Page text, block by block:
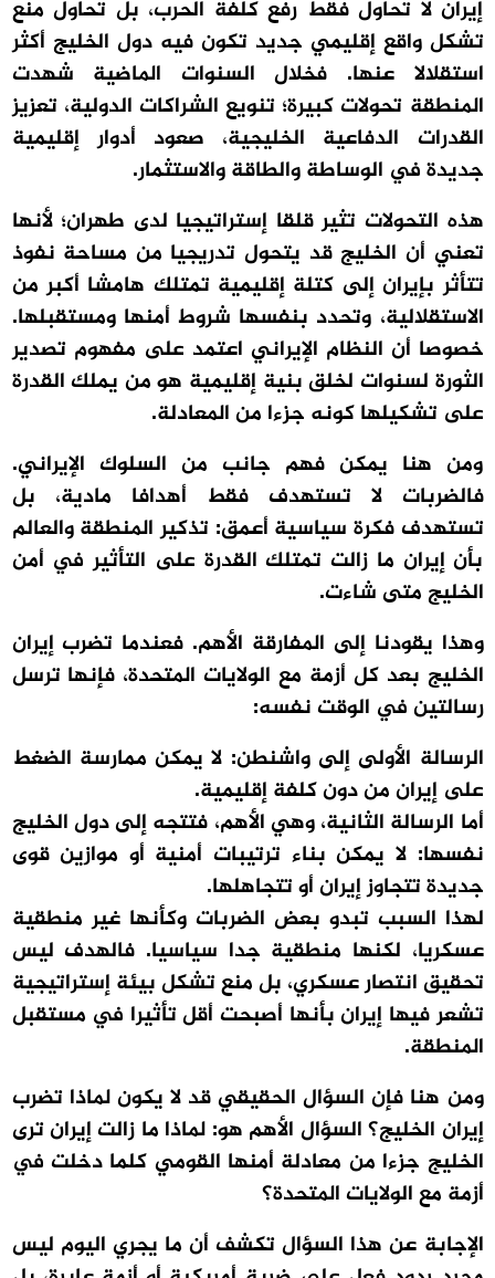
إيران لا تحاول فقط رفع كلفة الحرب، بل تحاول منع
تشكل واقع إقليمي جديد تكون فيه دول الخليج أكثر
استقلالا عنها. فخلال السنوات الماضية شهدت
المنطقة تحولات كبيرة؛ تنويع الشراكات الدولية، تعزيز
القدرات الدفاعية الخليجية، صعود أدوار إقليمية
جديدة في الوساطة والطاقة والاستثمار.
هذه التحولات تثير قلقا إستراتيجيا لدى طهران؛ لأنها
تعني أن الخليج قد يتحول تدريجيا من مساحة نفوذ
تتأثر بإيران إلى كتلة إقليمية تمتلك هامشا أكبر من
الاستقلالية، وتحدد بنفسها شروط أمنها ومستقبلها.
خصوصا أن النظام الإيراني اعتمد على مفهوم تصدير
الثورة لسنوات لخلق بنية إقليمية هو من يملك القدرة
على تشكيلها كونه جزءا من المعادلة.
ومن هنا يمكن فهم جانب من السلوك الإيراني.
فالضربات لا تستهدف فقط أهدافا مادية، بل
تستهدف فكرة سياسية أعمق: تذكير المنطقة والعالم
بأن إيران ما زالت تمتلك القدرة على التأثير في أمن
الخليج متى شاءت.
وهذا يقودنا إلى المفارقة الأهم. فعندما تضرب إيران
الخليج بعد كل أزمة مع الولايات المتحدة، فإنها ترسل
رسالتين في الوقت نفسه:
الرسالة الأولى إلى واشنطن: لا يمكن ممارسة الضغط
على إيران من دون كلفة إقليمية.
أما الرسالة الثانية، وهي الأهم، فتتجه إلى دول الخليج
نفسها: لا يمكن بناء ترتيبات أمنية أو موازين قوى
جديدة تتجاوز إيران أو تتجاهلها.
لهذا السبب تبدو بعض الضربات وكأنها غير منطقية
عسكريا، لكنها منطقية جدا سياسيا. فالهدف ليس
تحقيق انتصار عسكري، بل منع تشكل بيئة إستراتيجية
تشعر فيها إيران بأنها أصبحت أقل تأثيرا في مستقبل
المنطقة.
ومن هنا فإن السؤال الحقيقي قد لا يكون لماذا تضرب
إيران الخليج؟ السؤال الأهم هو: لماذا ما زالت إيران ترى
الخليج جزءا من معادلة أمنها القومي كلما دخلت في
أزمة مع الولايات المتحدة؟
الإجابة عن هذا السؤال تكشف أن ما يجري اليوم ليس